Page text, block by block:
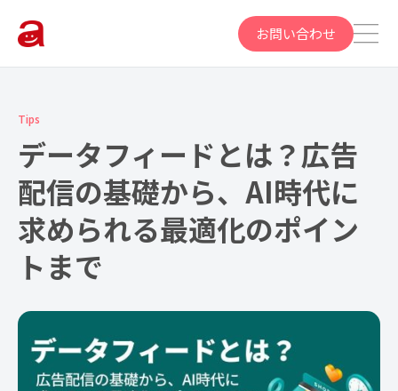
お問い合わせ
Tips
データフィードとは？広告
配信の基礎から、AI時代に
求められる最適化のポイン
トまで